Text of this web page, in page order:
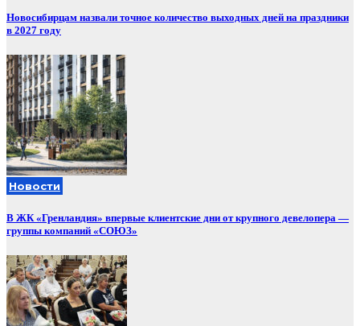
Новосибирцам назвали точное количество выходных дней на праздники
в 2027 году
Новости
В ЖК «Гренландия» впервые клиентские дни от крупного девелопера —
группы компаний «СОЮЗ»